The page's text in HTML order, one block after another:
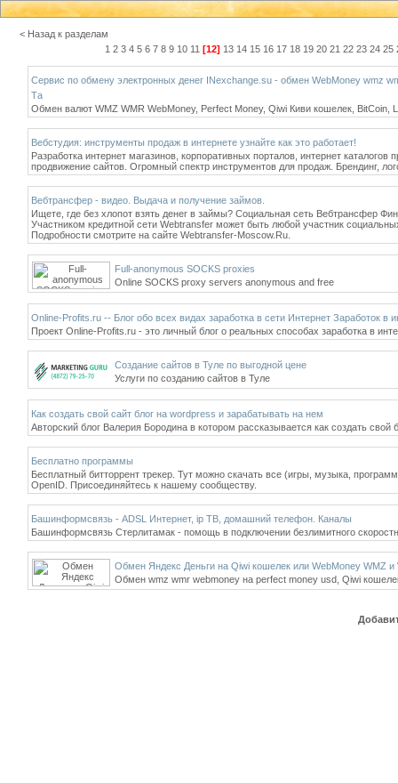
< Назад к разделам
1 2 3 4 5 6 7 8 9 10 11 [12] 13 14 15 16 17 18 19 20 21 22 23 24 25
Сервис по обмену электронных денег INexchange.su - обмен WebMoney wmz
Та
Обмен валют WMZ WMR WebMoney, Perfect Money, Qiwi Киви кошелек,
Вебстудия: инструменты продаж в интернете узнайте как это работает!
Разработка интернет магазинов, корпоративных порталов, интернет
продвижение сайтов. Огромный спектр инструментов для продаж. Брендинг,
Вебтрансфер - видео. Выдача и получение займов.
Ищете, где без хлопот взять денег в займы? Социальная сеть Вебтрансфер
Участником кредитной сети Webtransfer может быть любой участник
Подробности смотрите на сайте Webtransfer-Moscow.Ru.
Full-anonymous SOCKS proxies
Online SOCKS proxy servers anonymous and free
Online-Profits.ru -- Блог обо всех видах заработка в сети Интернет Заработок в
Проект Online-Profits.ru - это личный блог о реальных способах заработка в
Создание сайтов в Туле по выгодной цене
Услуги по созданию сайтов в Туле
Как создать свой сайт блог на wordpress и зарабатывать на нем
Авторский блог Валерия Бородина в котором рассказывается как создать
Бесплатно программы
Бесплатный битторрент трекер. Тут можно скачать все (игры, музыка,
OpenID. Присоединяйтесь к нашему сообществу.
Башинформсвязь - ADSL Интернет, ip ТВ, домашний телефон. Каналы
Башинформсвязь Стерлитамак - помощь в подключении безлимитного
Обмен Яндекс Деньги на Qiwi кошелек или WebMoney WMZ и
Обмен wmz wmr webmoney на perfect money usd, Qiwi